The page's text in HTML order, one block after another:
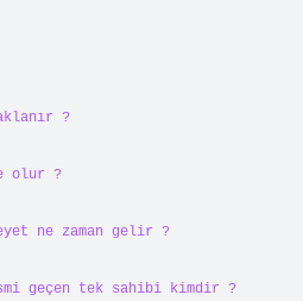
?
olur ?
ne zaman gelir ?
geçen tek sahibi kimdir ?